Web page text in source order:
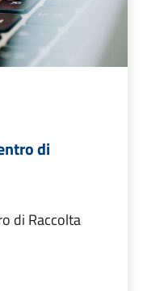
di
di Raccolta